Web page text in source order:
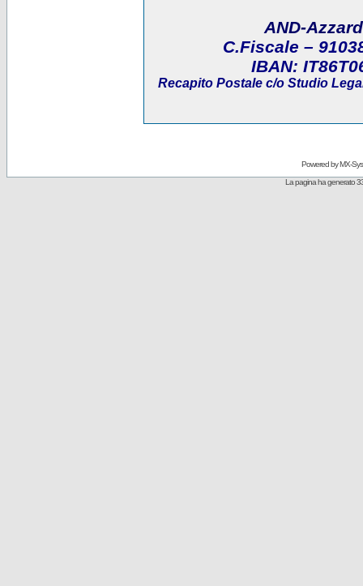
AND-
C.Fiscale –
IBAN:
Recapito Postale c/o Studio
Powered byMX-
La pagina ha generato